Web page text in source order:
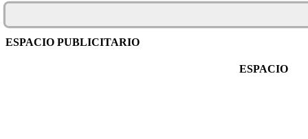
ESPACIO PUBLICITARIO
ESPACIO